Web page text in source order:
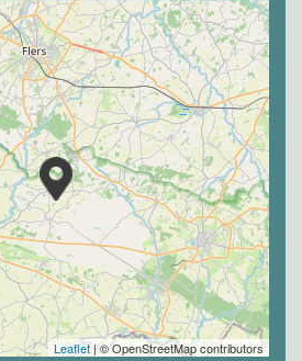
Leaflet| © OpenStreetMap contributors